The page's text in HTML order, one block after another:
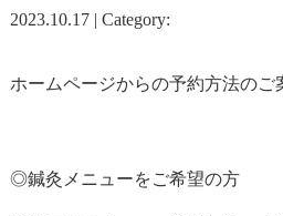
2023.10.17 | Category:
ホームページからの予約方法のご
◎鍼灸メニューをご希望の方